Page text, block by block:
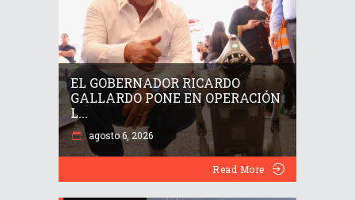
EL GOBERNADOR RICARDO
GALLARDO PONE EN OPERACIÓN
L...
agosto 6, 2026
Read More